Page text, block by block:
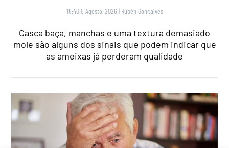
18:40 5 Agosto, 2026 | Rubén Gonçalves
Casca baça, manchas e uma textura demasiado
mole são alguns dos sinais que podem indicar que
as ameixas já perderam qualidade